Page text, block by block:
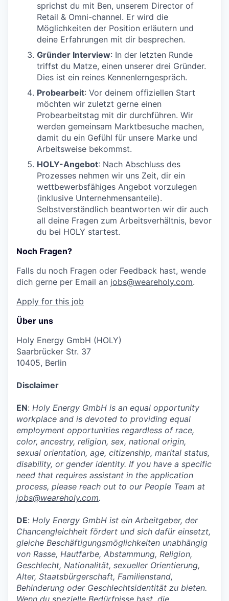
sprichst du mit Ben, unserem Director of
Retail & Omni-channel. Er wird die
Möglichkeiten der Position erläutern und
deine Erfahrungen mit dir besprechen.
Gründer Interview: In der letzten Runde
triffst du Matze, einen unserer drei Gründer.
Dies ist ein reines Kennenlerngespräch.
Probearbeit: Vor deinem offiziellen Start
möchten wir zuletzt gerne einen
Probearbeitstag mit dir durchführen. Wir
werden gemeinsam Marktbesuche machen,
damit du ein Gefühl für unsere Marke und
Arbeitsweise bekommst.
HOLY-Angebot: Nach Abschluss des
Prozesses nehmen wir uns Zeit, dir ein
wettbewerbsfähiges Angebot vorzulegen
(inklusive Unternehmensanteile).
Selbstverständlich beantworten wir dir auch
all deine Fragen zum Arbeitsverhältnis, bevor
du bei HOLY startest.
Noch Fragen?
Falls du noch Fragen oder Feedback hast, wende
dich gerne per Email an jobs@weareholy.com.
Apply for this job
Über uns
Holy Energy GmbH (HOLY)
Saarbrücker Str. 37
10405, Berlin
Disclaimer
EN: Holy Energy GmbH is an equal opportunity
workplace and is devoted to providing equal
employment opportunities regardless of race,
color, ancestry, religion, sex, national origin,
sexual orientation, age, citizenship, marital status,
disability, or gender identity. If you have a specific
need that requires assistant in the application
process, please reach out to our People Team at
jobs@weareholy.com.
DE: Holy Energy GmbH ist ein Arbeitgeber, der
Chancengleichheit fördert und sich dafür einsetzt,
gleiche Beschäftigungsmöglichkeiten unabhängig
von Rasse, Hautfarbe, Abstammung, Religion,
Geschlecht, Nationalität, sexueller Orientierung,
Alter, Staatsbürgerschaft, Familienstand,
Behinderung oder Geschlechtsidentität zu bieten.
Wenn du spezielle Bedürfnisse hast, die